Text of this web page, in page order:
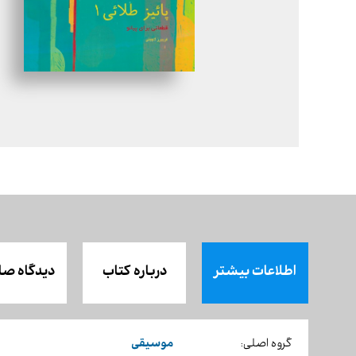
اطلاعات بیشتر درباره کتاب دیدگاه
گروه اصلی: موسیقی